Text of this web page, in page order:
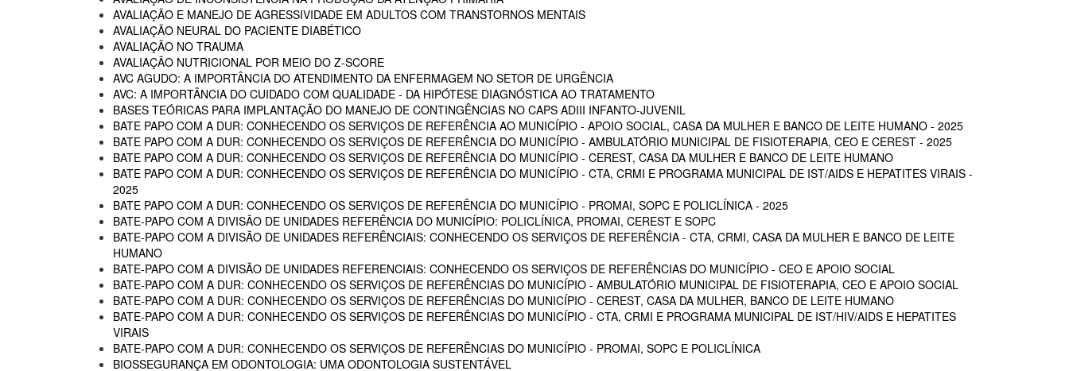
AVALIAÇÃO E MANEJO DE AGRESSIVIDADE EM ADULTOS COM TRANSTORNOS MENTAIS
AVALIAÇÃO NEURAL DO PACIENTE DIABÉTICO
AVALIAÇÃO NO TRAUMA
AVALIAÇÃO NUTRICIONAL POR MEIO DO Z-SCORE
AVC AGUDO: A IMPORTÂNCIA DO ATENDIMENTO DA ENFERMAGEM NO SETOR DE URGÊNCIA
AVC: A IMPORTÂNCIA DO CUIDADO COM QUALIDADE - DA HIPÓTESE DIAGNÓSTICA AO TRATAMENTO
BASES TEÓRICAS PARA IMPLANTAÇÃO DO MANEJO DE CONTINGÊNCIAS NO CAPS ADIII INFANTO-JUVENIL
BATE PAPO COM A DUR: CONHECENDO OS SERVIÇOS DE REFERÊNCIA AO MUNICÍPIO - APOIO SOCIAL, CASA DA MULHER E BANCO DE LEITE HUMANO - 2025
BATE PAPO COM A DUR: CONHECENDO OS SERVIÇOS DE REFERÊNCIA DO MUNICÍPIO - AMBULATÓRIO MUNICIPAL DE FISIOTERAPIA, CEO E CEREST - 2025
BATE PAPO COM A DUR: CONHECENDO OS SERVIÇOS DE REFERÊNCIA DO MUNICÍPIO - CEREST, CASA DA MULHER E BANCO DE LEITE HUMANO
BATE PAPO COM A DUR: CONHECENDO OS SERVIÇOS DE REFERÊNCIA DO MUNICÍPIO - CTA, CRMI E PROGRAMA MUNICIPAL DE IST/AIDS E HEPATITES VIRAIS -
2025
BATE PAPO COM A DUR: CONHECENDO OS SERVIÇOS DE REFERÊNCIA DO MUNICÍPIO - PROMAI, SOPC E POLICLÍNICA - 2025
BATE-PAPO COM A DIVISÃO DE UNIDADES REFERÊNCIA DO MUNICÍPIO: POLICLÍNICA, PROMAI, CEREST E SOPC
BATE-PAPO COM A DIVISÃO DE UNIDADES REFERÊNCIAIS: CONHECENDO OS SERVIÇOS DE REFERÊNCIA - CTA, CRMI, CASA DA MULHER E BANCO DE LEITE
HUMANO
BATE-PAPO COM A DIVISÃO DE UNIDADES REFERENCIAIS: CONHECENDO OS SERVIÇOS DE REFERÊNCIAS DO MUNICÍPIO - CEO E APOIO SOCIAL
BATE-PAPO COM A DUR: CONHECENDO OS SERVIÇOS DE REFERÊNCIAS DO MUNICÍPIO - AMBULATÓRIO MUNICIPAL DE FISIOTERAPIA, CEO E APOIO SOCIAL
BATE-PAPO COM A DUR: CONHECENDO OS SERVIÇOS DE REFERÊNCIAS DO MUNICÍPIO - CEREST, CASA DA MULHER, BANCO DE LEITE HUMANO
BATE-PAPO COM A DUR: CONHECENDO OS SERVIÇOS DE REFERÊNCIAS DO MUNICÍPIO - CTA, CRMI E PROGRAMA MUNICIPAL DE IST/HIV/AIDS E HEPATITES
VIRAIS
BATE-PAPO COM A DUR: CONHECENDO OS SERVIÇOS DE REFERÊNCIAS DO MUNICÍPIO - PROMAI, SOPC E POLICLÍNICA
BIOSSEGURANÇA EM ODONTOLOGIA: UMA ODONTOLOGIA SUSTENTÁVEL